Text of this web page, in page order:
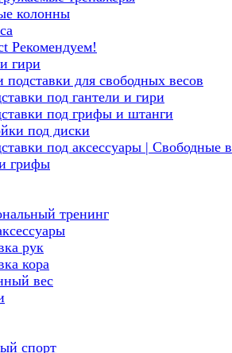
колонны
Рекомендуем!
гири
для свободных весов
под гантели и гири
под грифы и штанги
под диски
под аксессуары | Свободные
грифы
тренинг
рук
кора
вес
спорт